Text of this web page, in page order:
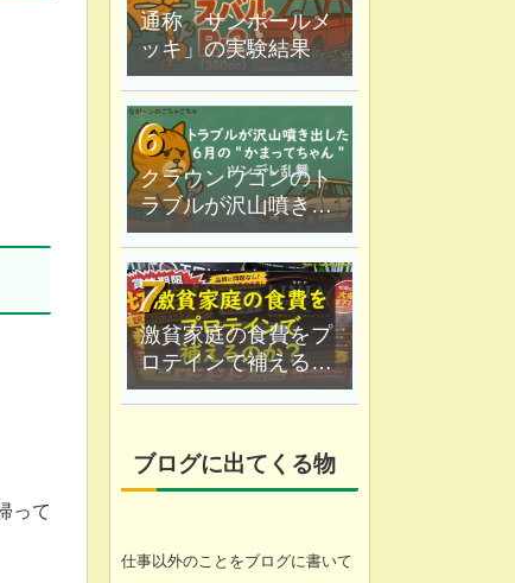
って
通称「サンポールメ
ッキ」の実験結果
クラウンワゴンのト
ラブルが沢山噴き出
した｜６月の"かまっ
てちゃん"ツンデレ乱
舞
激貧家庭の食費をプ
ロテインで補えるの
か？なが〜ン家は実
ブログに出てくる物
仕事以外のことをブログに書いて